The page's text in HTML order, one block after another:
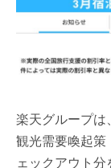
楽天グループは
観光需要喚起策
ェックアウト分